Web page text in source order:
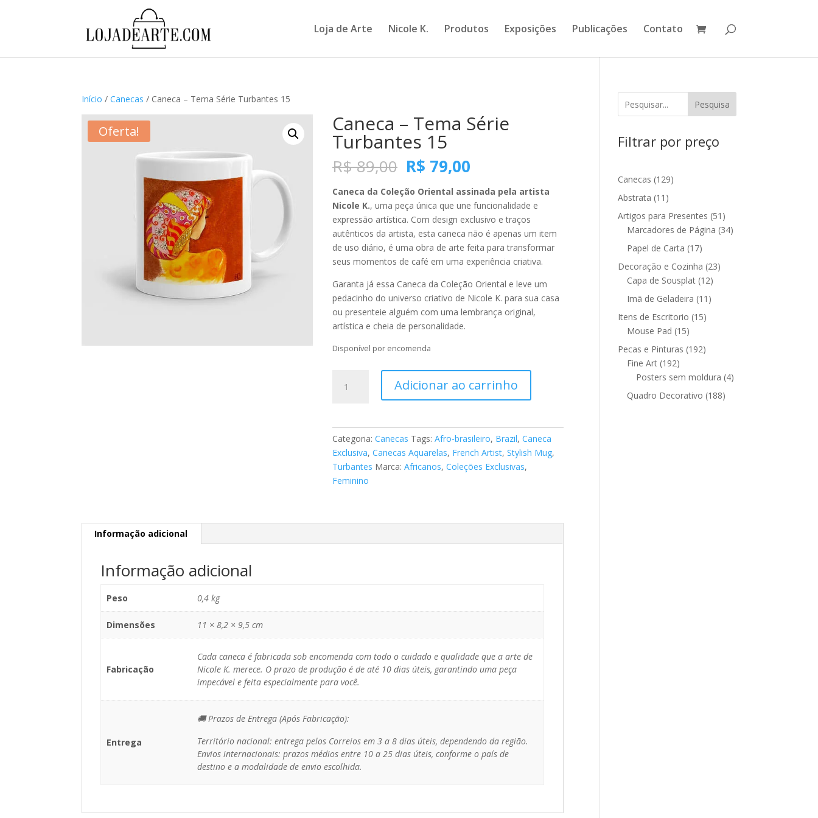
Loja de Arte Nicole K. Produtos Exposições Publicações Contato
Início /Canecas / Caneca – Tema Série Turbantes 15
Oferta! Caneca – Tema Série
Turbantes 15
R$89,00 O
preço
original
era:
R$ 89,00.
R$ 79,00
atual
é:
R$ 79,00.
Caneca da Coleção Oriental assinada pela artista
Nicole K., uma peça única que une funcionalidade e
expressão artística. Com design exclusivo e traços
autênticos da artista, esta caneca não é apenas um item
de uso diário, é uma obra de arte feita para transformar
seus momentos de café em uma experiência criativa.
Garanta já essa Caneca da Coleção Oriental e leve um
pedacinho do universo criativo de Nicole K. para sua casa
ou presenteie alguém com uma lembrança original,
artística e cheia de personalidade.
Disponível por encomenda
quantidade
Adicionar ao carrinho
Categoria:Canecas Tags:Afro-brasileiro, Brazil,Caneca
Exclusiva,Canecas Aquarelas, French Artist,Stylish Mug,
Turbantes Marca:Africanos,Coleções Exclusivas,
Feminino
Informação adicional
Informação adicional
Peso 0,4 kg
Dimensões 11 × 8,2 × 9,5 cm
Fabricação
Cada caneca é fabricada sob encomenda com todo o cuidado e qualidade que a arte de
Nicole K. merece. O prazo de produção é de até 10 dias úteis, garantindo uma peça
impecável e feita especialmente para você.
Entrega
🚚 Prazos de Entrega (Após Fabricação):
Território nacional: entrega pelos Correios em 3 a 8 dias úteis, dependendo da região.
Envios internacionais: prazos médios entre 10 a 25 dias úteis, conforme o país de
destino e a modalidade de envio escolhida.
Pesquisa
Filtrar por preço
Canecas 129129
Abstrata 11 11
produtos
Artigos para Presentes 51 51
produtos
Marcadores de Página 3434
Papel de Carta 1717
produtos
Decoração e Cozinha 2323
Capa de Sousplat 1212
produtos
Imã de Geladeira 11 11
Itens de Escritorio 1515
Mouse Pad 1515
produtos
Pecas e Pinturas 192192
Fine Art 192192
produtos
Posters sem moldura 44
Quadro Decorativo 188188